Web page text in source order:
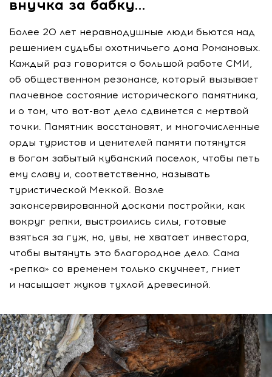
внучка за бабку…
Более 20 лет неравнодушные люди бьются над
решением судьбы охотничьего дома Романовых.
Каждый раз говорится о большой работе СМИ,
об общественном резонансе, который вызывает
плачевное состояние исторического памятника,
и о том, что вот-вот дело сдвинется с мертвой
точки. Памятник восстановят, и многочисленные
орды туристов и ценителей памяти потянутся
в богом забытый кубанский поселок, чтобы петь
ему славу и, соответственно, называть
туристической Меккой. Возле
законсервированной досками постройки, как
вокруг репки, выстроились силы, готовые
взяться за гуж, но, увы, не хватает инвестора,
чтобы вытянуть это благородное дело. Сама
«репка» со временем только скучнеет, гниет
и насыщает жуков тухлой древесиной.